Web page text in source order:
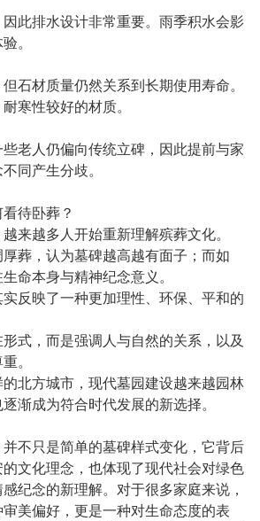
此排水设计非常重要。雨季积水会影
。
石材质量仍然关系到长期使用寿命。
寒性较好的材质。
老人仍偏向传统立碑，因此提前与家
同产生分歧。
待卧葬？
来越多人开始重新理解殡葬文化。
葬，认为墓碑越高越有面子；而如
命本身与精神纪念意义。
反映了一种更加理性、环保、平和的
式，而是强调人与自然的关系，以及
。
北方城市，现代墓园建设越来越园林
渐成为符合时代发展的新选择。
不只是简单的墓碑样式变化，它背后
文化理念，也体现了现代社会对绿色
纪念的新理解。对于很多家庭来说，
美偏好，更是一种对生命态度的表